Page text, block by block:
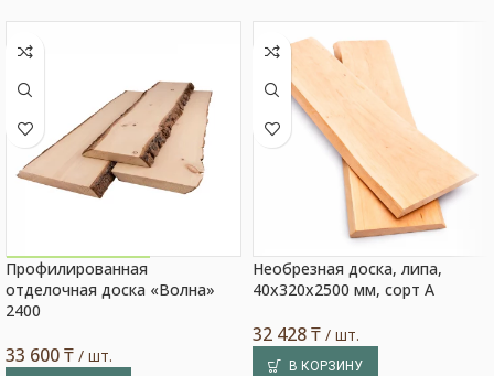
Акция на товар!
Профилированная
отделочная доска «Волна»
2400
33 600₸ / шт.
Необрезная доска, липа,
40x320x2500 мм, сорт A
32 428₸ / шт.
В КОРЗИНУ